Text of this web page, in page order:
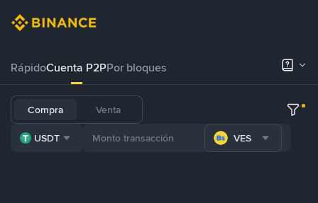
RápidoCuenta P2PPor bloques
Compra Venta
USDT VES